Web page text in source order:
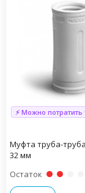
⚡ Можно потратить
Муфта труба-
32 мм
Остаток